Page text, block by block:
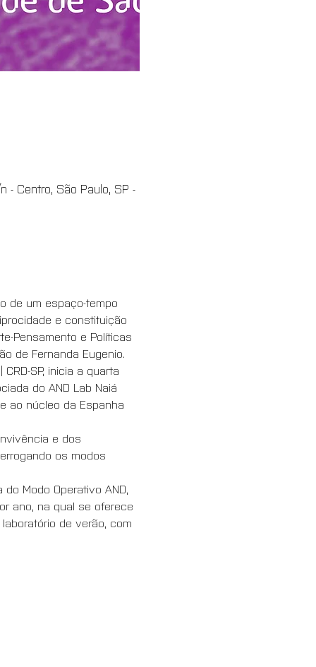
- Centro, São Paulo, SP -
de um espaço-tempo
e constituição
Pensamento e Políticas
de Fernanda Eugenio.
SP, inicia a quarta
do AND Lab Naiá
ao núcleo da Espanha
e dos
os modos
Modo Operativo AND,
ano, na qual se oferece
de verão, com